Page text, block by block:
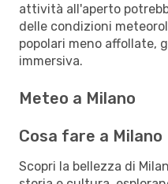
attività all'aperto
delle condizioni
popolari meno affollate,
immersiva.
Meteo a Milano
Cosa fare a Milano
Scopri la bellezza di